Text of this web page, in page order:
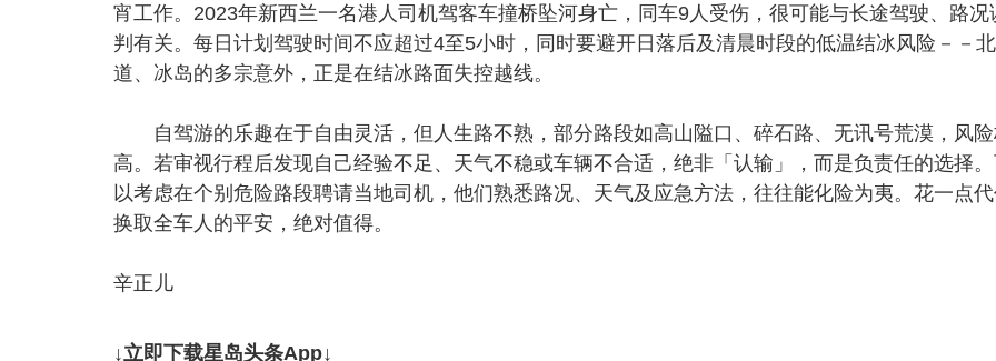
宵工作。2023年新西兰一名港人司机驾客车撞桥坠河身亡，同车9人受伤，很可能与长途驾驶、路况
判有关。每日计划驾驶时间不应超过4至5小时，同时要避开日落后及清晨时段的低温结冰风险－－
道、冰岛的多宗意外，正是在结冰路面失控越线。
自驾游的乐趣在于自由灵活，但人生路不熟，部分路段如高山隘口、碎石路、无讯号荒漠，风险
高。若审视行程后发现自己经验不足、天气不稳或车辆不合适，绝非「认输」，而是负责任的选择
以考虑在个别危险路段聘请当地司机，他们熟悉路况、天气及应急方法，往往能化险为夷。花一点
换取全车人的平安，绝对值得。
辛正儿
↓立即下载星岛头条App↓